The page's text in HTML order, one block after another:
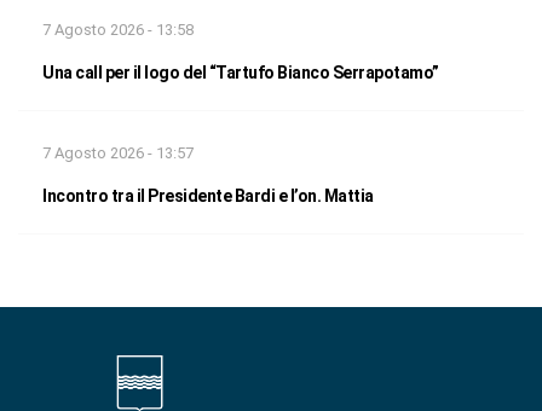
7 Agosto 2026 - 13:58
Una call per il logo del “Tartufo Bianco Serrapotamo”
7 Agosto 2026 - 13:57
Incontro tra il Presidente Bardi e l’on. Mattia